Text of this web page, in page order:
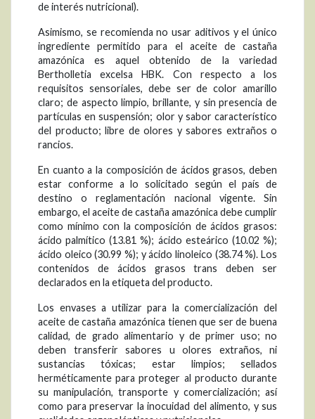
de interés nutricional).
Asimismo, se recomienda no usar aditivos y el único
ingrediente permitido para el aceite de castaña
amazónica es aquel obtenido de la variedad
Bertholletia excelsa HBK. Con respecto a los
requisitos sensoriales, debe ser de color amarillo
claro; de aspecto limpio, brillante, y sin presencia de
partículas en suspensión; olor y sabor característico
del producto; libre de olores y sabores extraños o
rancios.
En cuanto a la composición de ácidos grasos, deben
estar conforme a lo solicitado según el país de
destino o reglamentación nacional vigente. Sin
embargo, el aceite de castaña amazónica debe cumplir
como mínimo con la composición de ácidos grasos:
ácido palmítico (13.81 %); ácido esteárico (10.02 %);
ácido oleico (30.99 %); y ácido linoleico (38.74 %). Los
contenidos de ácidos grasos trans deben ser
declarados en la etiqueta del producto.
Los envases a utilizar para la comercialización del
aceite de castaña amazónica tienen que ser de buena
calidad, de grado alimentario y de primer uso; no
deben transferir sabores u olores extraños, ni
sustancias tóxicas; estar limpios; sellados
herméticamente para proteger al producto durante
su manipulación, transporte y comercialización; así
como para preservar la inocuidad del alimento, y sus